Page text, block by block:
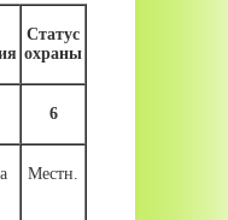
Статус
охраны
6
Местн.